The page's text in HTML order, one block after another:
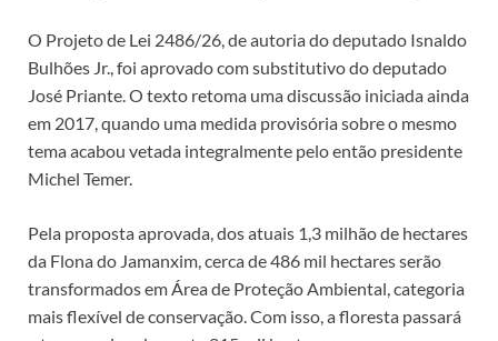
O Projeto de Lei 2486/26, de autoria do deputado Isnaldo
Bulhões Jr., foi aprovado com substitutivo do deputado
José Priante. O texto retoma uma discussão iniciada ainda
em 2017, quando uma medida provisória sobre o mesmo
tema acabou vetada integralmente pelo então presidente
Michel Temer.
Pela proposta aprovada, dos atuais 1,3 milhão de hectares
da Flona do Jamanxim, cerca de 486 mil hectares serão
transformados em Área de Proteção Ambiental, categoria
mais flexível de conservação. Com isso, a floresta passará